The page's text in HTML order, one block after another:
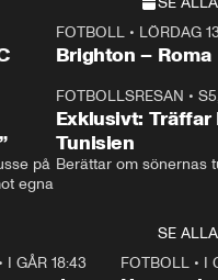
Plus
FOTBOLL• LÖRDAG
Brighton – Roma
på
egna
FOTBOLLSRESAN •
Exklusivt: Träffar
Tunisien
Berättar om sönernas
SE ALLA
• I GÅR 18:43 FOTBOLL • I